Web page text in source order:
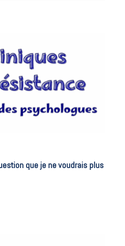
que je ne voudrais plus